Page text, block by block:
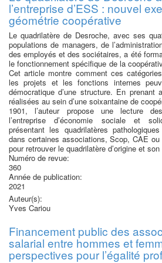
l’entreprise d’ESS : nouvel
géométrie coopérative
Le quadrilatère de Desroche, avec ses
populations de managers, de
des employés et des sociétaires, a été
le fonctionnement spécifique de la
Cet article montre comment ces
les projets et les fonctions internes
démocratique d’une structure. En prenant
réalisées au sein d’une soixantaine de
1901, l’auteur propose une lecture
l’entreprise d’économie sociale et
présentant les quadrilatères
dans certaines associations, Scop, CAE
pour retrouver le quadrilatère d’origine et
Numéro de revue:
360
Année de publication:
2021
Auteur(s):
Yves Cariou
Financement public des
salarial entre hommes et
perspectives pour l’égalité